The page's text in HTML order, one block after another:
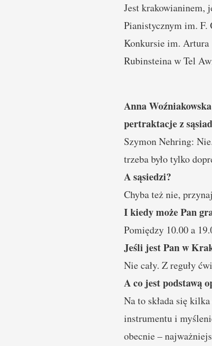
Jest
Pianistycznym im.
Konkursie im. Artura
Rubinsteina w Tel
Anna
pertraktacje z
Szymon Nehring:
trzeba było tylko
A sąsiedzi?
Chyba też nie,
I kiedy może Pan
Pomiędzy 10.00 a
Jeśli jest Pan w
Nie cały. Z reguły
A co jest podstawą
Na to składa się
instrumentu i
obecnie –